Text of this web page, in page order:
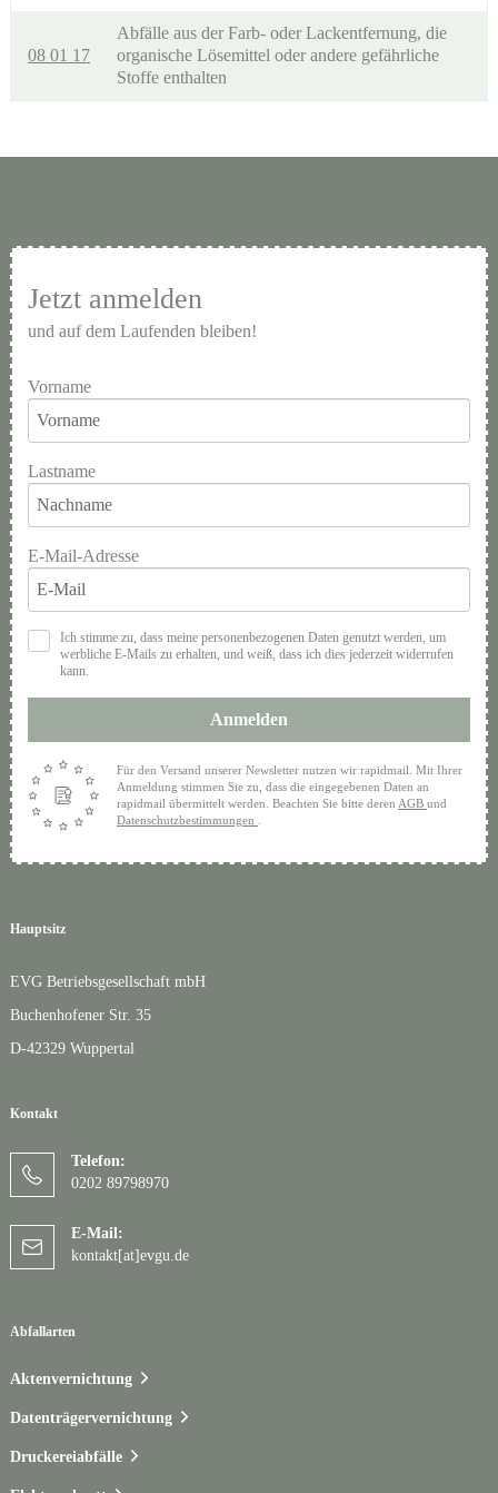
08 01 17
Abfälle aus der Farb- oder Lackentfernung, die
organische Lösemittel oder andere gefährliche
Stoffe enthalten
Hauptsitz
EVG Betriebsgesellschaft mbH
Buchenhofener Str. 35
D-42329 Wuppertal
Kontakt
Telefon:
0202 89798970
E-Mail:
kontakt[at]evgu.de
Abfallarten
Aktenvernichtung
Datenträgervernichtung
Druckereiabfälle
Jetzt anmelden
und auf dem Laufenden bleiben!
Vorname
Lastname
E-Mail-Adresse
Ich stimme zu, dass meine personenbezogenen Daten genutzt werden, um
werbliche E-Mails zu erhalten, und weiß, dass ich dies jederzeit widerrufen
kann.
Anmelden
Für den Versand unserer Newsletter nutzen wir rapidmail. Mit Ihrer
Anmeldung stimmen Sie zu, dass die eingegebenen Daten an
rapidmail übermittelt werden. Beachten Sie bitte deren AGB und
Datenschutzbestimmungen